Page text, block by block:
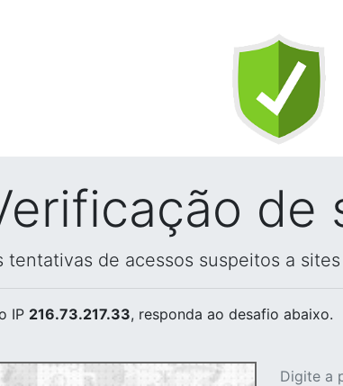
de
tentativas de acessos suspeitos a
IP 216.73.217.33, responda ao desafio abaixo.
Digite a